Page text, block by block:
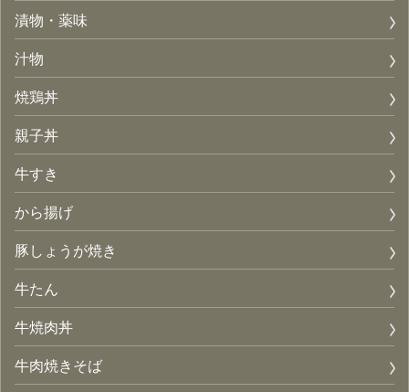
漬物・薬味
汁物
焼鶏丼
親子丼
牛すき
から揚げ
豚しょうが焼き
牛たん
牛焼肉丼
牛肉焼きそば